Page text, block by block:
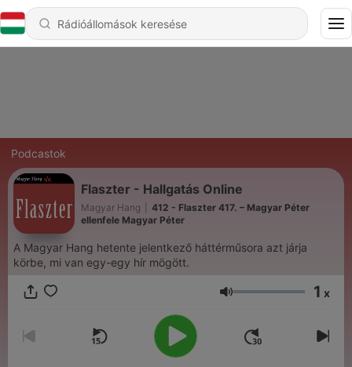
Podcastok
Flaszter - Hallgatás Online
Magyar Hang
412 - Flaszter 417. – Magyar Péter
ellenfele Magyar Péter
A Magyar Hang hetente jelentkező háttérműsora azt járja
körbe, mi van egy-egy hír mögött.
Hangerő 1 x